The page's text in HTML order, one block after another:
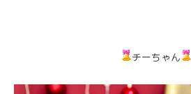
チーちゃん